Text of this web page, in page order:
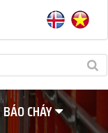
BÁO CHÁY